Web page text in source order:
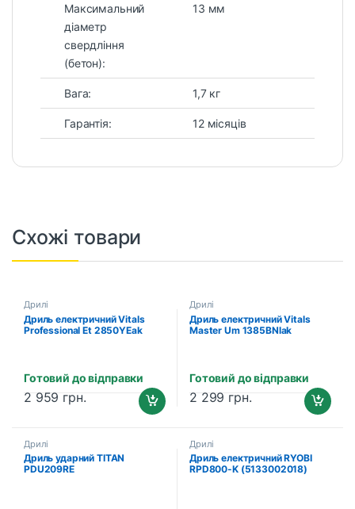
Максимальний
діаметр
свердління
(бетон):
13 мм
Вага: 1,7 кг
Гарантія: 12 місяців
Схожі товари
Дрилі
Дриль електричний Vitals
Professional Et 2850YEak
Готовий до відправки
2 959 грн.
Дрилі
Дриль електричний Vitals
Master Um 1385BNlak
Готовий до відправки
2 299 грн.
Дрилі
Дриль ударний TITAN
PDU209RE
Дрилі
Дриль електричний RYOBI
RPD800-K (5133002018)